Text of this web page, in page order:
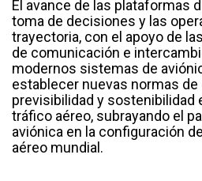
El avance de las plataformas
toma de decisiones y las
trayectoria, con el apoyo de
de comunicación e
modernos sistemas de
establecer nuevas normas de
previsibilidad y sostenibilidad
tráfico aéreo, subrayando el
aviónica en la configuración
aéreo mundial.